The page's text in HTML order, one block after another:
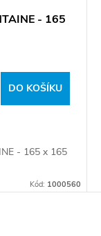
- 165
DO KOŠÍKU
- 165 x 165
Kód: 1000560